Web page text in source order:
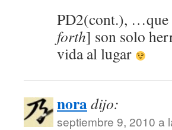
PD2(cont.), …que
forth] son solo
vida al lugar
noradijo:
septiembre 9, 2010 a